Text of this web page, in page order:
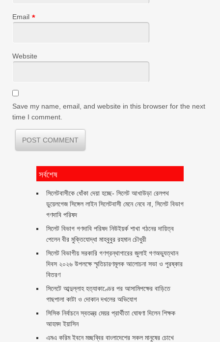
Email *
Website
Save my name, email, and website in this browser for the next
time I comment.
সর্বশেষ
‎সিলেটবাসীকে ধোঁকা দেয়া হচ্ছে- সিলেট আখাউড়া রেলপথ
ডুয়েলগেজ সিঙ্গেল লাইন সিলেটবাসী মেনে নেবে না, সিলেট বিভাগ
গণদাবি পরিষদ
সিলেট বিভাগ গণদাবি পরিষদ নিউইয়র্ক শাখা গঠনের দায়িত্ব
পেলেন বীর মুক্তিযোদ্ধা মাহবুবুর রহমান চৌধুরী ‎ ‎
সিলেট বিভাগীয় সরকারি গণগ্রন্থাগারের জুলাই গণঅভ্যুত্থান
দিবস ২০২৬ উপলক্ষে স্মৃতিচারণমূলক আলোচনা সভা ও পুরষ্কার
বিতরণ ‎ ‎
সিলেটে আব্দুল্লাহ হত্যাকাণ্ডের পর আসামিপক্ষের বাড়িতে
গাছপালা কাটা ও দোকান দখলের অভিযোগ
সিসিক নির্বাচনে স্বতন্ত্র মেয়র প্রার্থীতা ঘোষণা দিলেন শিক্ষক
আহমদ ইয়াসিন
এমএ করিম ইবনে মচ্ছব্বির বাংলাদেশের সকল মানুষের চোখে